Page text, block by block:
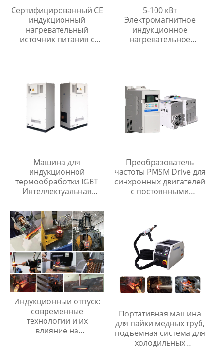
Сертифицированный CE
индукционный
нагревательный
источник питания с
5-100 кВт
Электромагнитное
индукционное
нагревательное
Машина для
индукционной
термообработки IGBT
Интеллектуальная
нагрева
Преобразователь
частоты PMSM Drive для
синхронных двигателей
с постоянными
Индукционный отпуск:
современные
технологии и их
влияние на
Портативная машина
для пайки медных труб,
подъемная система для
холодильных